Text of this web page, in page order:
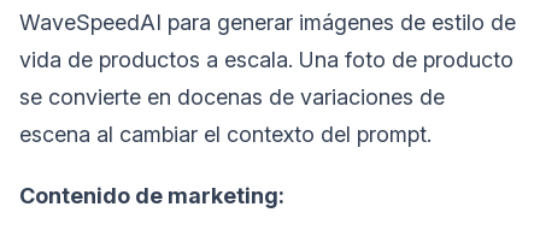
WaveSpeedAI para generar imágenes de estilo de
vida de productos a escala. Una foto de producto
se convierte en docenas de variaciones de
escena al cambiar el contexto del prompt.
Contenido de marketing: